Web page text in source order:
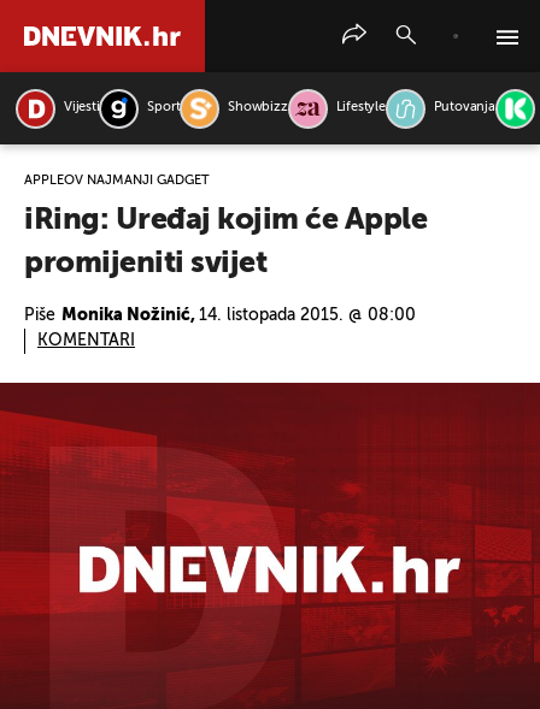
Vijesti Sport Showbizz Lifestyle Putovanja
APPLEOV NAJMANJI GADGET
iRing: Uređaj kojim će Apple
promijeniti svijet
Piše Monika Nožinić, 14. listopada 2015. @ 08:00
KOMENTARI
PRETRAŽITE VIJESTI